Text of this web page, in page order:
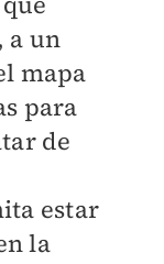
a un
mapa
para
de
estar
la